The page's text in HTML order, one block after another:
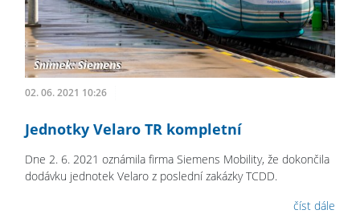
02. 06. 2021 10:26
Jednotky Velaro TR kompletní
Dne 2. 6. 2021 oznámila firma Siemens Mobility, že dokončila
dodávku jednotek Velaro z poslední zakázky TCDD.
číst dále